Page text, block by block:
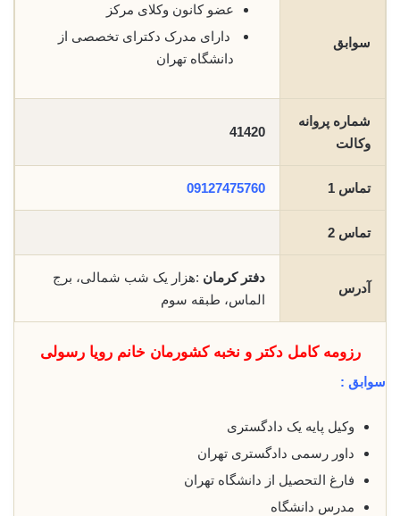
سوابق
عضو کانون وکلای مرکز
دارای مدرک دکترای تخصصی از
دانشگاه تهران
شماره پروانه
وکالت
41420
تماس 1 09127475760
تماس 2
آدرس
دفتر کرمان :هزار یک شب شمالی، برج
الماس، طبقه سوم
رزومه کامل دکتر و نخبه کشورمان خانم رویا رسولی
سوابق :
وکیل پایه یک دادگستری
داور رسمی دادگستری تهران
فارغ التحصیل از دانشگاه تهران
مدرس دانشگاه